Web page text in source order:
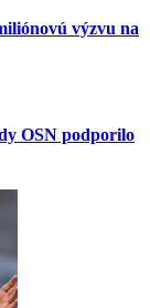
výzvu na
OSN podporilo